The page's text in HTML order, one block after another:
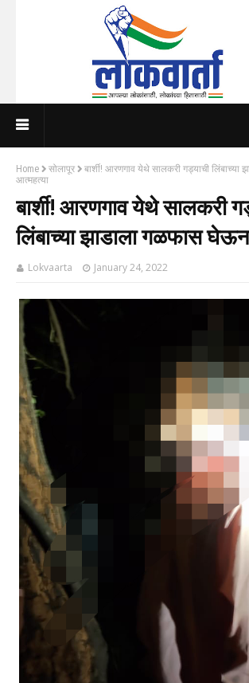
Home सोलापूर
बार्शी! आरणगाव येथे सालकरी गड्याची
आत्महत्या
बार्शी! आरणगाव येथे सालकरी
लिंबाच्या झाडाला गळफास
Lokvaarta January 24, 2022